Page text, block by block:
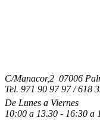
C/Manacor,2 07006
Tel. 971 90 97 97 / 618
De Lunes a Viernes
10:00 a 13.30 - 16:30 a